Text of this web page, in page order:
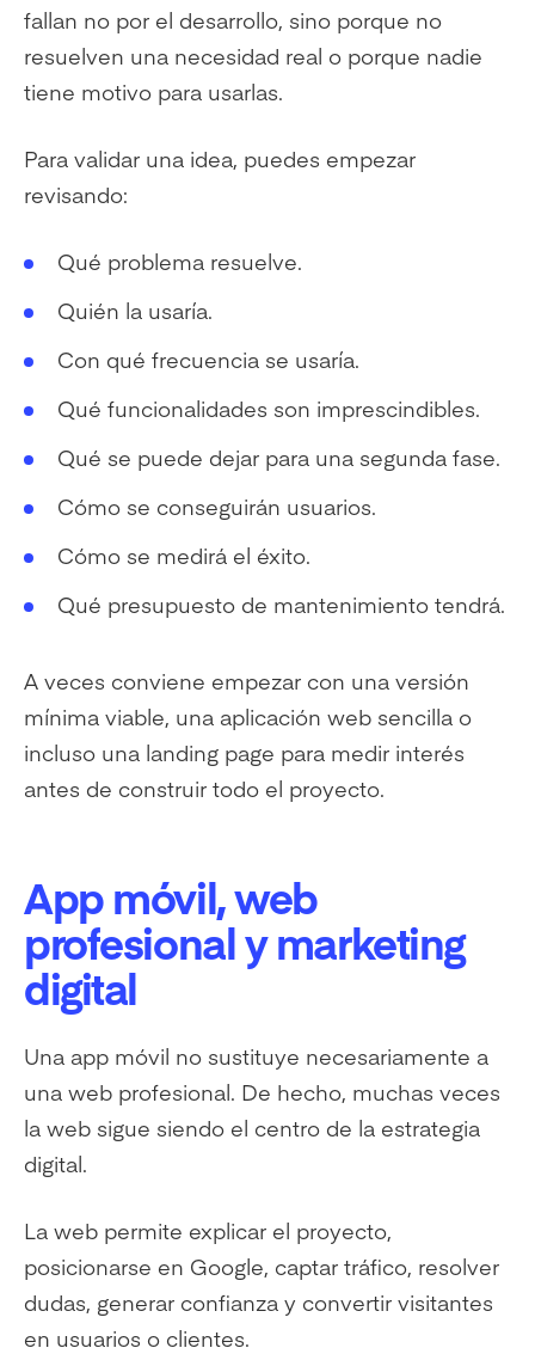
fallan no por el desarrollo, sino porque no
resuelven una necesidad real o porque nadie
tiene motivo para usarlas.
Para validar una idea, puedes empezar
revisando:
Qué problema resuelve.
Quién la usaría.
Con qué frecuencia se usaría.
Qué funcionalidades son imprescindibles.
Qué se puede dejar para una segunda fase.
Cómo se conseguirán usuarios.
Cómo se medirá el éxito.
Qué presupuesto de mantenimiento tendrá.
A veces conviene empezar con una versión
mínima viable, una aplicación web sencilla o
incluso una landing page para medir interés
antes de construir todo el proyecto.
App móvil, web
profesional y marketing
digital
Una app móvil no sustituye necesariamente a
una web profesional. De hecho, muchas veces
la web sigue siendo el centro de la estrategia
digital.
La web permite explicar el proyecto,
posicionarse en Google, captar tráfico, resolver
dudas, generar confianza y convertir visitantes
en usuarios o clientes.